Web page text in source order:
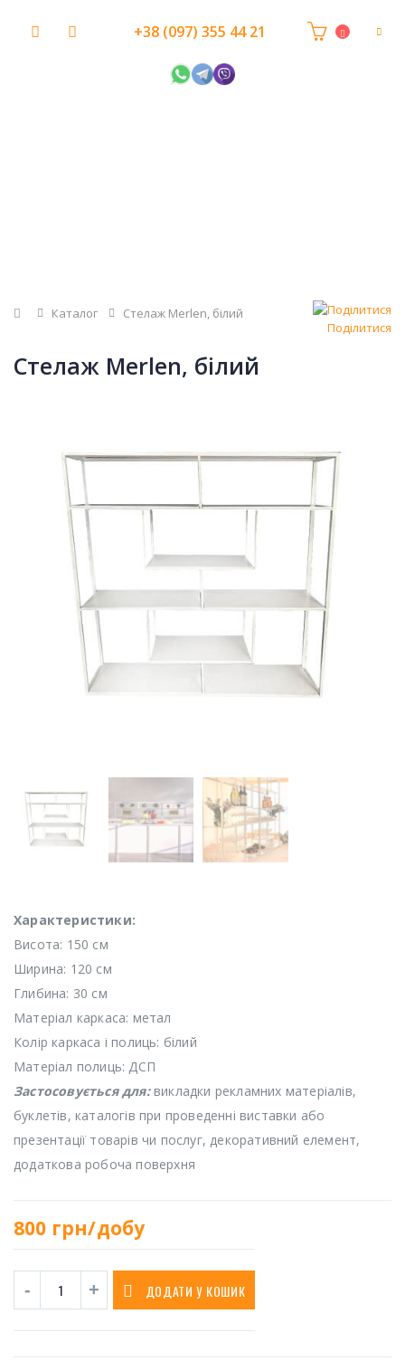
+38 (097) 355 44 21
Головна
Каталог
Стелаж Merlen, білий
Поділитися
Стелаж Merlen, білий
Характеристики:
Висота: 150 см
Ширина: 120 см
Глибина: 30 см
Матеріал каркаса: метал
Колір каркаса і полиць: білий
Матеріал полиць: ДСП
Застосовується для:викладки рекламних матеріалів,
буклетів, каталогів при проведенні виставки або
презентації товарів чи послуг, декоративний елемент,
додаткова робоча поверхня
800 грн/добу
ДОДАТИ У КОШИК